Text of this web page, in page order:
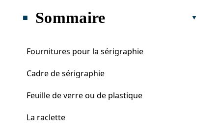
Sommaire
Fournitures pour la sérigraphie
Cadre de sérigraphie
Feuille de verre ou de plastique
La raclette